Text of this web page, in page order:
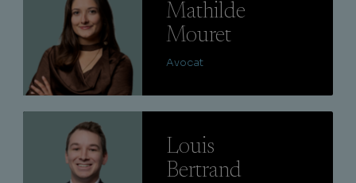
Mathilde
Mouret
Avocat
Louis
Bertrand